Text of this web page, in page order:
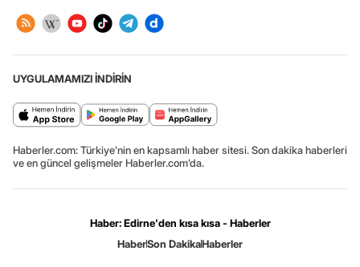
UYGULAMAMIZI İNDİRİN
Haberler.com: Türkiye’nin en kapsamlı haber sitesi. Son dakika haberleri
ve en güncel gelişmeler Haberler.com’da.
Haber: Edirne'den kısa kısa - Haberler
HaberSon DakikaHaberler